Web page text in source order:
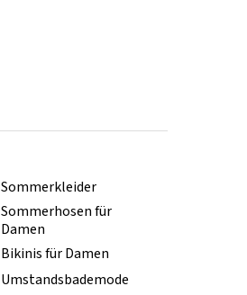
Sommerkleider
Sommerhosen für
Damen
Bikinis für Damen
Umstandsbademode